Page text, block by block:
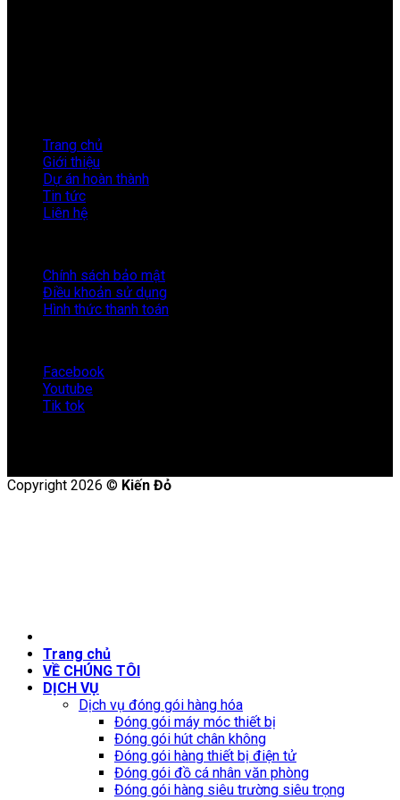
Trang chủ
Giới thiệu
Dự án hoàn thành
Tin tức
Liên hệ
Chính sách bảo mật
Điều khoản sử dụng
Hình thức thanh toán
Facebook
Youtube
Tik tok
Copyright 2026 © Kiến Đỏ
Trang chủ
VỀ CHÚNG TÔI
DỊCH VỤ
Dịch vụ đóng gói hàng hóa
Đóng gói máy móc thiết bị
Đóng gói hút chân không
Đóng gói hàng thiết bị điện tử
Đóng gói đồ cá nhân văn phòng
Đóng gói hàng siêu trường siêu trọng